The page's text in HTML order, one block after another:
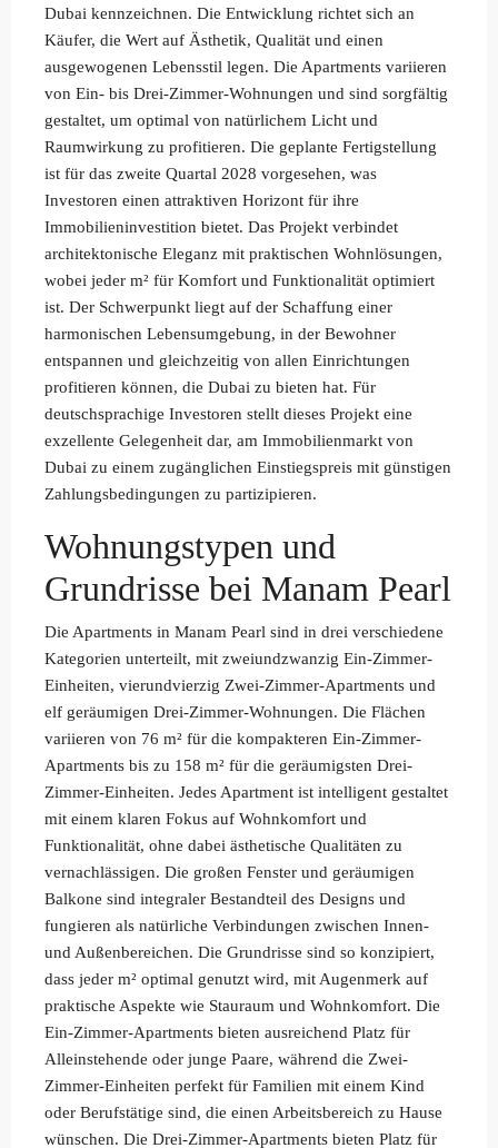
Dubai kennzeichnen. Die Entwicklung richtet sich an
Käufer, die Wert auf Ästhetik, Qualität und einen
ausgewogenen Lebensstil legen. Die Apartments variieren
von Ein- bis Drei-Zimmer-Wohnungen und sind sorgfältig
gestaltet, um optimal von natürlichem Licht und
Raumwirkung zu profitieren. Die geplante Fertigstellung
ist für das zweite Quartal 2028 vorgesehen, was
Investoren einen attraktiven Horizont für ihre
Immobilieninvestition bietet. Das Projekt verbindet
architektonische Eleganz mit praktischen Wohnlösungen,
wobei jeder m² für Komfort und Funktionalität optimiert
ist. Der Schwerpunkt liegt auf der Schaffung einer
harmonischen Lebensumgebung, in der Bewohner
entspannen und gleichzeitig von allen Einrichtungen
profitieren können, die Dubai zu bieten hat. Für
deutschsprachige Investoren stellt dieses Projekt eine
exzellente Gelegenheit dar, am Immobilienmarkt von
Dubai zu einem zugänglichen Einstiegspreis mit günstigen
Zahlungsbedingungen zu partizipieren.
Wohnungstypen und
Grundrisse bei Manam Pearl
Die Apartments in Manam Pearl sind in drei verschiedene
Kategorien unterteilt, mit zweiundzwanzig Ein-Zimmer-
Einheiten, vierundvierzig Zwei-Zimmer-Apartments und
elf geräumigen Drei-Zimmer-Wohnungen. Die Flächen
variieren von 76 m² für die kompakteren Ein-Zimmer-
Apartments bis zu 158 m² für die geräumigsten Drei-
Zimmer-Einheiten. Jedes Apartment ist intelligent gestaltet
mit einem klaren Fokus auf Wohnkomfort und
Funktionalität, ohne dabei ästhetische Qualitäten zu
vernachlässigen. Die großen Fenster und geräumigen
Balkone sind integraler Bestandteil des Designs und
fungieren als natürliche Verbindungen zwischen Innen-
und Außenbereichen. Die Grundrisse sind so konzipiert,
dass jeder m² optimal genutzt wird, mit Augenmerk auf
praktische Aspekte wie Stauraum und Wohnkomfort. Die
Ein-Zimmer-Apartments bieten ausreichend Platz für
Alleinstehende oder junge Paare, während die Zwei-
Zimmer-Einheiten perfekt für Familien mit einem Kind
oder Berufstätige sind, die einen Arbeitsbereich zu Hause
wünschen. Die Drei-Zimmer-Apartments bieten Platz für